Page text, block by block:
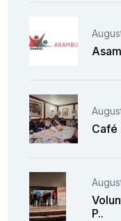
Café
P..